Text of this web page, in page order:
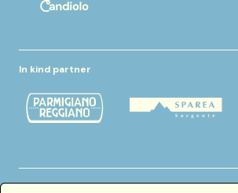
In kind partner
Thanks to